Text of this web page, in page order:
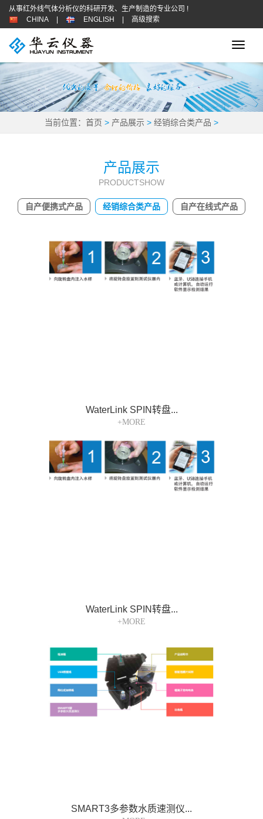
从事红外线气体分析仪的科研开发、生产制造的专业公司 !
CHINA
ENGLISH 高级搜索
Toggle
当前位置： 首页 > 产品展示 > 经销综合类产品 >
产品展示
PRODUCTSHOW
自产便携式产品 经销综合类产品 自产在线式产品
WaterLink SPIN转盘...
+MORE
WaterLink SPIN转盘...
+MORE
SMART3多参数水质速测仪...